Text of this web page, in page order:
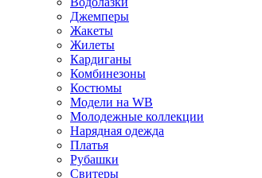
Джемперы
Жакеты
Жилеты
Кардиганы
Комбинезоны
Костюмы
Модели на WB
Молодежные коллекции
Нарядная одежда
Платья
Рубашки
Свитеры